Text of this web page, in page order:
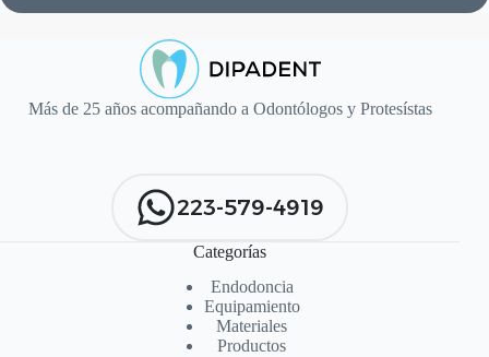
Más de 25 años acompañando a Odontólogos y Protesístas
223-579-4919
Categorías
Endodoncia
Equipamiento
Materiales
Productos